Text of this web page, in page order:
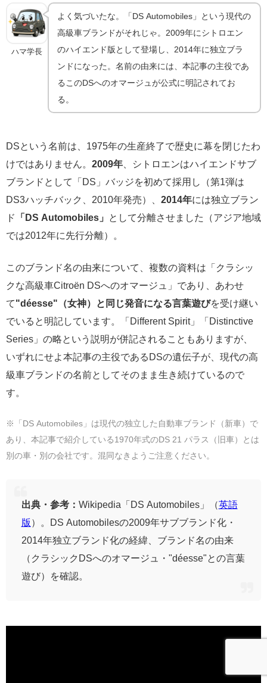
ハマ学長
よく気づいたな。「DS Automobiles」という現代の
高級車ブランドがそれじゃ。2009年にシトロエン
のハイエンド版として登場し、2014年に独立ブラ
ンドになった。名前の由来には、本記事の主役であ
るこのDSへのオマージュが公式に明記されてお
る。
DSという名前は、1975年の生産終了で歴史に幕を閉じたわ
けではありません。 2009年 、シトロエンはハイエンドサブ
ブランドとして「DS」バッジを初めて採用し（第1弾は
DS3ハッチバック、2010年発売）、 2014年には独立ブラン
ド
「DS Automobiles」
として分離させました（アジア地域
では2012年に先行分離）。
このブランド名の由来について、複数の資料は「クラシッ
クな高級車Citroën DSへのオマージュ」であり、あわせ
て"déesse"（女神）と同じ発音になる言葉遊びを受け継い
でいると明記しています。「Different Spirit」「Distinctive
Series」の略という説明が併記されることもありますが、
いずれにせよ本記事の主役であるDSの遺伝子が、現代の高
級車ブランドの名前としてそのまま生き続けているので
す。
※「DS Automobiles」は現代の独立した自動車ブランド（新車）で
あり、本記事で紹介している1970年式のDS 21 パラス（旧車）とは
別の車・別の会社です。混同なきようご注意ください。
出典・参考： Wikipedia「DS Automobiles」（英語
版 ）。DS Automobilesの2009年サブブランド化・
2014年独立ブランド化の経緯、ブランド名の由来
（クラシックDSへのオマージュ・"déesse"との言葉
遊び）を確認。